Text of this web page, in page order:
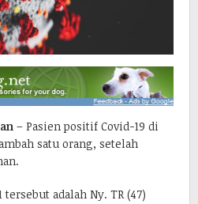
– Pasien positif Covid-19 di
satu orang, setelah
tersebut adalah Ny. TR (47)